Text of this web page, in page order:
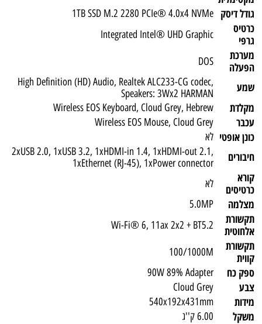
גודל דיסק 1TB SSD M.2 2280 PCIe® 4.0x4 NVMe
כרטיס
גרפי
Integrated Intel® UHD Graphic
מערכת
הפעלה
DOS
שמע
High Definition (HD) Audio, Realtek ALC233-CG codec,
Speakers: 3Wx2 HARMAN
מקלדת Wireless EOS Keyboard, Cloud Grey, Hebrew
עכבר Wireless EOS Mouse, Cloud Grey
כונן אופטי לא
חיבורים
2xUSB 2.0, 1xUSB 3.2, 1xHDMI-in 1.4, 1xHDMI-out 2.1,
1xEthernet (RJ-45), 1xPower connector
קורא
כרטיסים
לא
מצלמה 5.0MP
תקשורת
אלחוטית
Wi-Fi® 6, 11ax 2x2 + BT5.2
תקשורת
קווית
100/1000M
ספק כח 90W 89% Adapter
צבע Cloud Grey
מידות 540x192x431mm
משקל 6.00 ק''ג